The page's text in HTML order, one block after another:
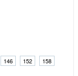
146 152
158